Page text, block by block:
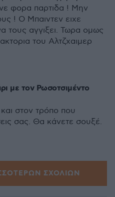
φορα παρτιδα ! Μην
! Ο Μπαιντεν ειχε
τους αγγιξει. Τωρα ομως
του Αλτζχαιμερ
με τον Ρωσοτσιμέντο
και στον τρόπο που
σας. Θα κάνετε σουξέ.
ΣΧΟΛΙΩΝ